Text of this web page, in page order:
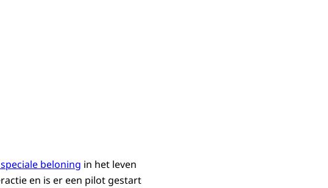
beloning in het leven
en is er een pilot gestart